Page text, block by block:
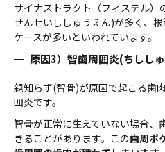
サイナストラクト（フィステル）
せんせいししゅうえん)が多く、
ケースが多いといわれています。
原因3）智歯周囲炎(ちしし
親知らず(智骨)が原因で起こる歯
囲炎です。
智骨が正常に生えていない場合、
きることがあります。この歯周ポ